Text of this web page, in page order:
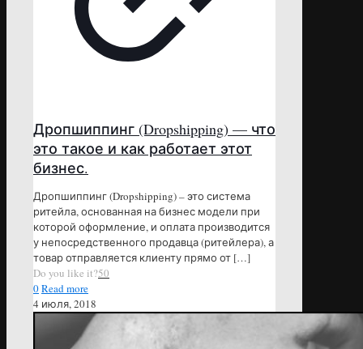
Дропшиппинг (Dropshipping) — что
это такое и как работает этот
бизнес.
Дропшиппинг (Dropshipping) – это система
ритейла, основанная на бизнес модели при
которой оформление, и оплата производится
у непосредственного продавца (ритейлера), а
товар отправляется клиенту прямо от […]
Do you like it?50
0Read more
4 июля, 2018